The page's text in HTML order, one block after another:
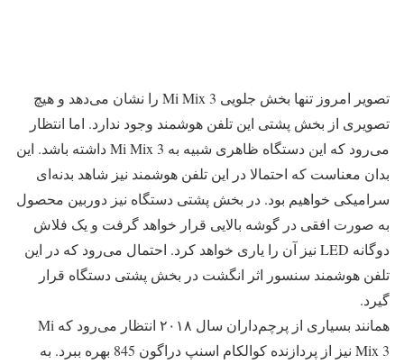
تصویر امروز تنها بخش جلویی Mi Mix 3 را نشان می‌دهد و هیچ
تصویری از بخش پشتی این تلفن هوشمند وجود ندارد. اما انتظار
می‌رود که این دستگاه ظاهری شبیه به Mi Mix 3 داشته باشد. این
بدان معناست که احتمالا در این تلفن هوشمند نیز شاهد بدنه‌ای
سرامیکی خواهیم بود. در بخش پشتی دستگاه نیز دوربین محصول
به صورت افقی در گوشه بالایی قرار خواهد گرفت و یک فلاش
دوگانه LED نیز آن را یاری خواهد کرد. احتمال می‌رود که در این
تلفن هوشمند سنسور اثر انگشت در بخش پشتی دستگاه قرار
گیرد.
همانند بسیاری از پرچم‌داران سال ۲۰۱۸ انتظار می‌رود که Mi
Mix 3 نیز از پردازنده کوالکام اسنپ دراگون 845 بهره ببرد. به